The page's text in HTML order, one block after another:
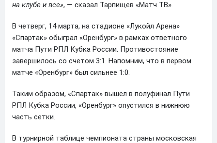
на клубе и все», — сказал Тарпищев «Матч ТВ».
В четверг, 14 марта, на стадионе «Лукойл Арена»
«Спартак» обыграл «Оренбург» в рамках ответного
матча Пути РПЛ Кубка России. Противостояние
завершилось со счетом 3:1. Напомним, что в первом
матче «Оренбург» был сильнее 1:0.
Таким образом, «Спартак» вышел в полуфинал Пути
РПЛ Кубка России, «Оренбург» опустился в нижнюю
часть сетки.
В турнирной таблице чемпионата страны московская